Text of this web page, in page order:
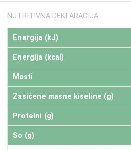
NUTRITIVNA DEKLARACIJA
Energija (kJ)
Energija (kcal)
Masti
Zasićene masne kiseline (g)
Proteini (g)
So (g)